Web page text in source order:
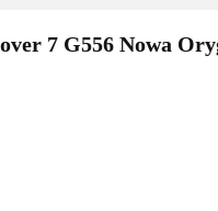
7 G556 Nowa